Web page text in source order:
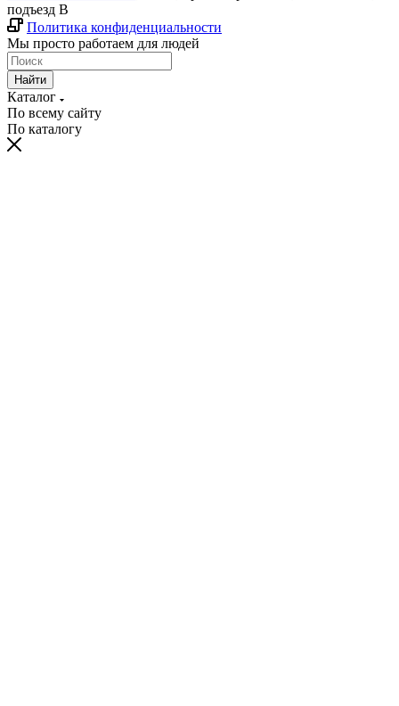
подъезд В
Политика конфиденциальности
Мы просто работаем для людей
Найти
Каталог
По всему сайту
По каталогу